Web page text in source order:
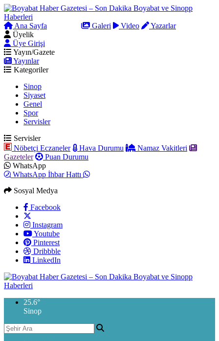
Ana Sayfa Galeri Video
Yazarlar
Üyelik
Üye Girişi
Yayın/Gazete
Yayınlar
Kategoriler
Sinop
Siyaset
Genel
Spor
Servisler
Servisler
Nöbetçi Eczaneler
Hava Durumu
Namaz Vakitleri
Gazeteler
Puan Durumu
WhatsApp
WhatsApp İhbar Hattı
Sosyal Medya
Facebook
Instagram
Youtube
Pinterest
Dribbble
LinkedIn
25.6°
Sinop